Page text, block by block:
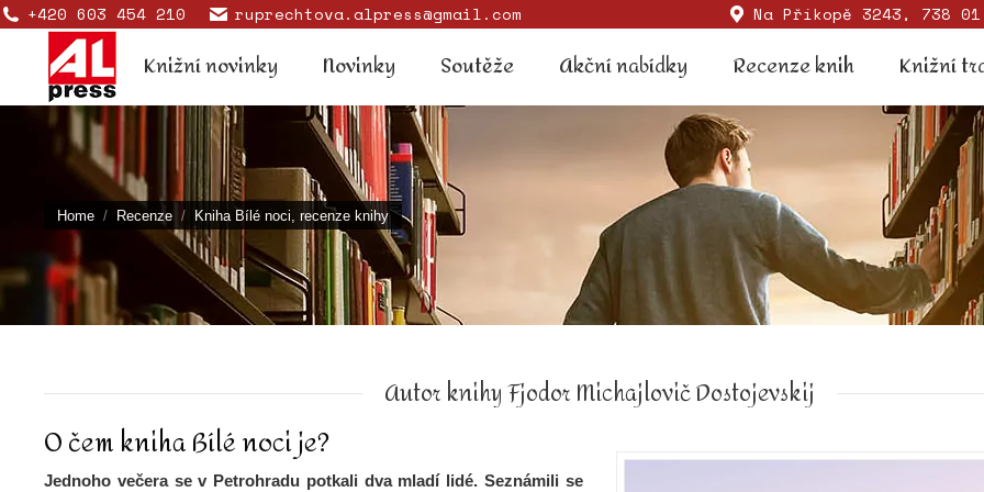
+420 603 454 210 ruprechtova.alpress@gmail.com Na Příkopě 3243, 738
Knižní novinky Novinky Soutěže Akční nabídky Recenze knih Knižní
You are here:
Home Recenze Kniha Bílé noci, recenze knihy
Autor knihy Fjodor Michajlovič Dostojevskij
O čem kniha Bílé noci je?
Jednoho večera se v Petrohradu potkali dva mladí lidé. Seznámili se
Knižní novinky Novinky Soutěže Akční nabídky Recenze knih